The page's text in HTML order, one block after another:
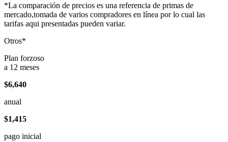
*La comparación de precios es una referencia de primas de
mercado,tomada de varios compradores en línea por lo cual las
tarifas aqui presentadas pueden variar.
Otros*
Plan forzoso
a 12 meses
$6,640
anual
$1,415
pago inicial